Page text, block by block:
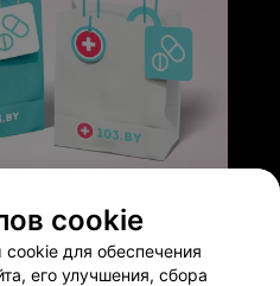
cookie
для обеспечения
его улучшения, сбора